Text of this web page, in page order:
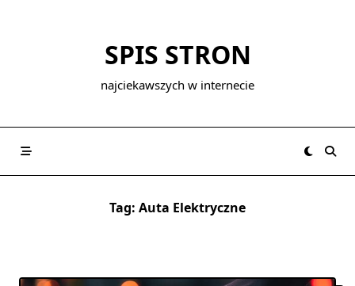
SPIS STRON
najciekawszych w internecie
Tag: Auta Elektryczne